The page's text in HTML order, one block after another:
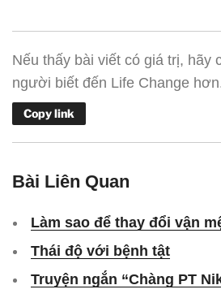
Nếu thấy bài viết có giá trị, hãy
người biết đến Life Change
Copy link
Bài Liên Quan
Làm sao để thay đổi vận
Thái độ với bệnh tật
Truyện ngắn “Chàng PT